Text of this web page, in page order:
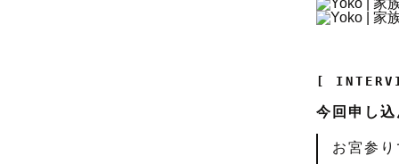
[
今回申し
お宮参